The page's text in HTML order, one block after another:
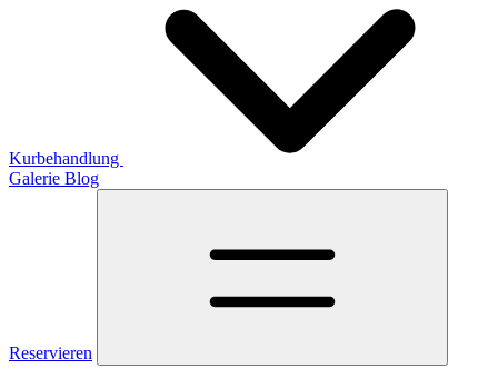
Kurbehandlung
Galerie Blog
Reservieren